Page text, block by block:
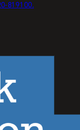
81 91 00.